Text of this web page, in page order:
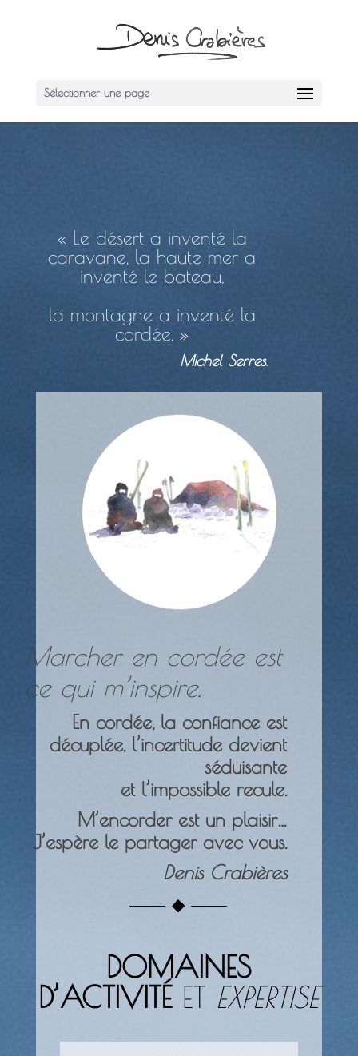
Sélectionner une page
« Le désert a inventé la
caravane, la haute mer a
inventé le bateau,
la montagne a inventé la
cordée. »
Michel Serres.
Marcher en cordée est
ce qui m’inspire.
En cordée, la confiance est
décuplée, l’incertitude devient
séduisante
et l’impossible recule.
M’encorder est un plaisir…
J’espère le partager avec vous.
Denis Crabières
DOMAINES
D’ACTIVITÉET EXPERTISE